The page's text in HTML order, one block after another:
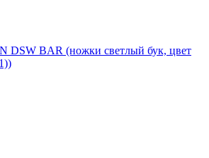
DSW BAR (ножки светлый бук, цвет